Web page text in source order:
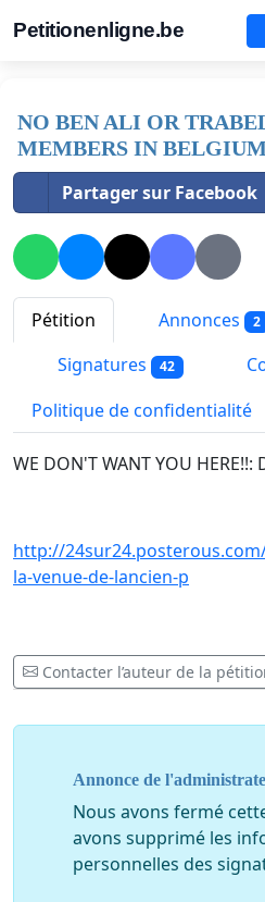
Petitionenligne.be
NO BEN ALI OR
MEMBERS IN
Partager sur Facebook
Pétition Annonces 2
Signatures 42
Politique de confidentialité
WE DON'T WANT YOU HERE!!:
http://
la-venue-de-lancien-p
Contacter l’auteur de la
Annonce de
Nous avons fermé
avons supprimé les
personnelles des